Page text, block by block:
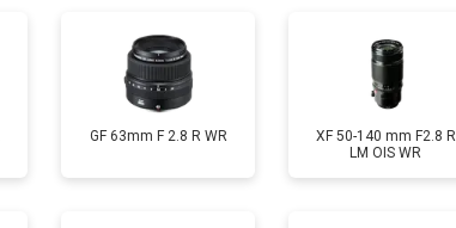
GF 63mm F 2.8 R WR
XF 50-140 mm F2.8 R
LM OIS WR